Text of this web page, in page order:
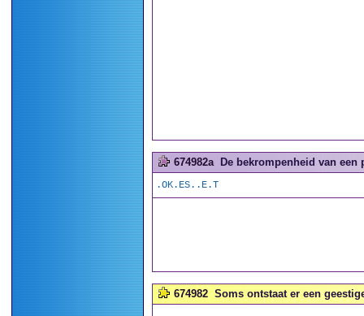
674982a De bekrompenheid van een
.OK.ES..E.T
674982 Soms ontstaat er een